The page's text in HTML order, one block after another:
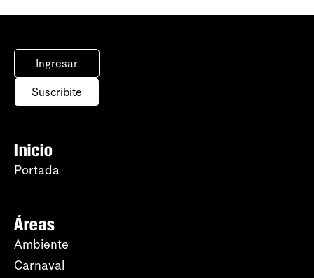
Ingresar
Suscribite
Inicio
Portada
Áreas
Ambiente
Carnaval